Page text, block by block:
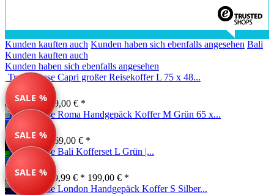
Kunden kauften auch Kunden haben sich ebenfalls angesehen Bali
Kunden kauften auch
Kunden haben sich ebenfalls angesehen
SALE %
Travelhouse Capri großer Reisekoffer L 75 x 48...
89,99 € *189,00 € *
SALE %
Travelhouse Roma Handgepäck Koffer M Grün 65 x...
134,99 € * 169,00 € *
SALE %
Travelhouse Bali Kofferset L Grün |...
Farben ab: 79,99 € * 199,00 € *
Travelhouse London Handgepäck Koffer S Silber...